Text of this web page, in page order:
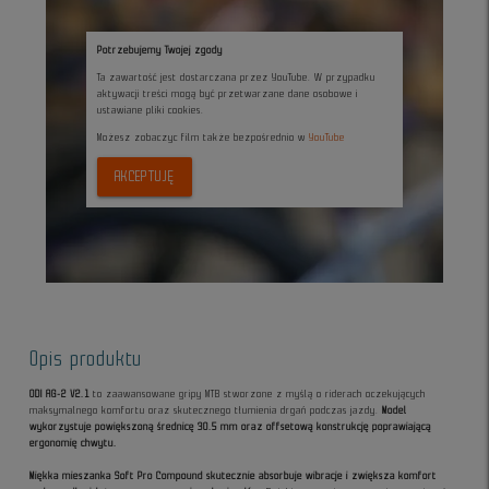
Potrzebujemy Twojej zgody
Ta zawartość jest dostarczana przez YouTube. W przypadku
aktywacji treści mogą być przetwarzane dane osobowe i
ustawiane pliki cookies.
Możesz zobaczyc film także bezpośrednio w YouTube
AKCEPTUJĘ
Opis produktu
ODI AG-2 V2.1 to zaawansowane gripy MTB stworzone z myślą o riderach oczekujących
maksymalnego komfortu oraz skutecznego tłumienia drgań podczas jazdy. Model
wykorzystuje powiększoną średnicę 30.5 mm oraz offsetową konstrukcję poprawiającą
ergonomię chwytu.
Miękka mieszanka Soft Pro Compound skutecznie absorbuje wibracje i zwiększa komfort